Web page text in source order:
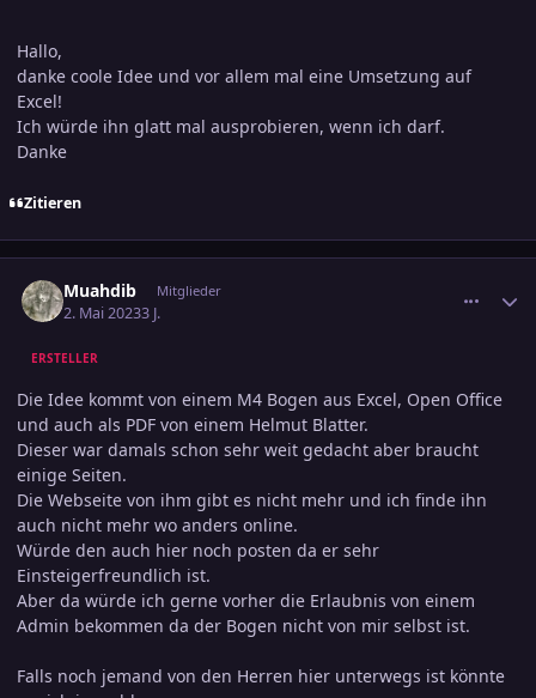
Hallo,
danke coole Idee und vor allem mal eine Umsetzung auf
Excel!
Ich würde ihn glatt mal ausprobieren, wenn ich darf.
Danke
Zitieren
Muahdib Mitglieder
2. Mai 20233 J.
ERSTELLER
Die Idee kommt von einem M4 Bogen aus Excel, Open Office
und auch als PDF von einem Helmut Blatter.
Dieser war damals schon sehr weit gedacht aber braucht
einige Seiten.
Die Webseite von ihm gibt es nicht mehr und ich finde ihn
auch nicht mehr wo anders online.
Würde den auch hier noch posten da er sehr
Einsteigerfreundlich ist.
Aber da würde ich gerne vorher die Erlaubnis von einem
Admin bekommen da der Bogen nicht von mir selbst ist.
Falls noch jemand von den Herren hier unterwegs ist könnte